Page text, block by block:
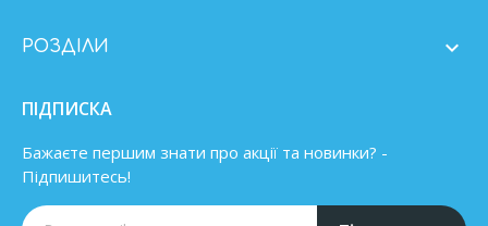
РОЗДІЛИ 
ПІДПИСКА
Бажаєте першим знати про акції та новинки? -
Підпишитесь!